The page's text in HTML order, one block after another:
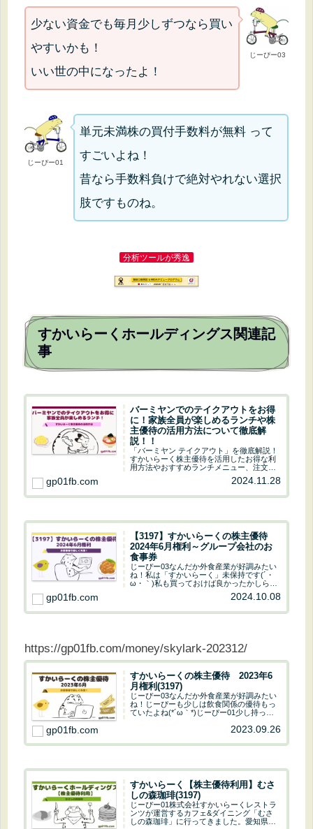
じーぴー03
少ない資金でも毎月少しずつなら買い
やすいかも！
いい世の中になったよ！
じーぴー01
単元未満株の買付手数料が無料 って
すごいよね！
昔なら手数料負けで絶対やれない選択
肢ですものね。
分析ツールが秀逸
すかいらーくホールディングス関連記
事
バーミヤンでのテイクアウトをお得
に！家族全員が楽しめるランチや株
主優待の活用方法について徹底解
説！！
「バーミヤン テイクアウト」を徹底解説！
すかいらーく株主優待を活用したお得な利
用方法やおすすめランチメニュー、注文の
手順をご紹介。リーズナブルに本格中華を
楽しむ秘訣が満載です。家族みんなで楽し
gp01fb.com 2024.11.28
【3197】すかいらーくの株主優待
2024年6月権利～グループ会社のお
食事券
じーぴー03なんだか外食産業が好調みたい
ね！私は「すかいらーく」未保持です(´・
ω・｀)私も買っておけば良かったかしら…
じーぴー01我が家は、私と子ども達で3名
義100株づつ保有だから年間12,000円分貰
gp01fb.com 2024.10.08
https://gp01fb.com/money/skylark-202312/
すかいらーくの株主優待 2023年6
月権利(3197)
じーぴー03なんだか外食産業が好調みたい
ね！じーぴーも少しは飲食関係の優待もっ
ていたよね(*´ω｀*)じーぴー01少し持って
と買いそびれた感じです(´；ω；｀)すかい
gp01fb.com 2023.09.26
すかいらーく【株主優待利用】むさ
しの森珈琲(3197)
じーぴー01株式会社すかいらーくレストラ
ンツが運営するカフェ&ダイニング「むさ
しの森珈琲」に行ってきました。愛知県に